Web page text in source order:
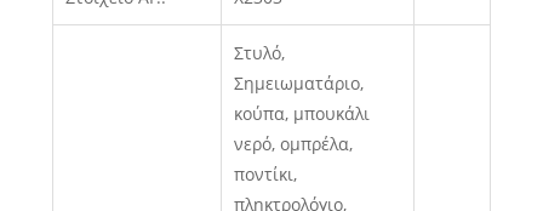
Στυλό,
Σημειωματάριο,
κούπα, μπουκάλι
νερό, ομπρέλα,
ποντίκι,
πληκτρολόγιο,